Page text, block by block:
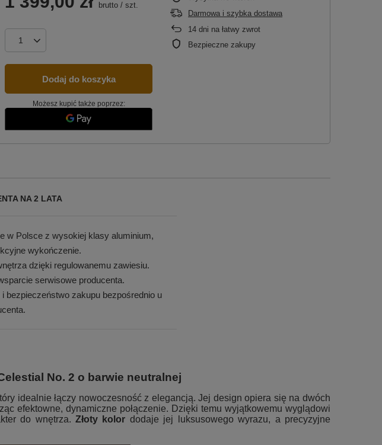
brutto / szt.
Dodaj do koszyka
Możesz kupić także poprzez:
Darmowa i szybka dostawa
14 dni na łatwy zwrot
Bezpieczne zakupy
NA 2 LATA
w Polsce z wysokiej klasy aluminium,
wykończenie.
dzięki regulowanemu zawiesiu.
serwisowe producenta.
bezpieczeństwo zakupu bezpośrednio u
No. 2 o barwie neutralnej
idealnie łączy nowoczesność z elegancją. Jej design opiera się na dwóch
efektowne, dynamiczne połączenie. Dzięki temu wyjątkowemu wyglądowi
do wnętrza.Złoty kolor dodaje jej luksusowego wyrazu, a precyzyjne